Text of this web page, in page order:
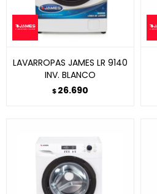
LAVARROPAS JAMES LR 9140
INV. BLANCO
$26.690